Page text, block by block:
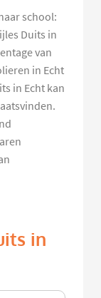
school:
Duits in
van
in Echt
in Echt kan
in